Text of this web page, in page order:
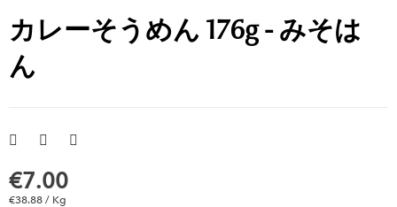
カレーそうめん 176g - みそは
ん
€7.00
€38.88 / Kg